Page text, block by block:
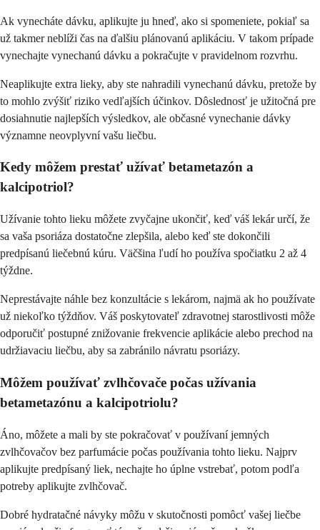
Ak vynecháte dávku, aplikujte ju hneď, ako si spomeniete, pokiaľ sa
už takmer neblíži čas na ďalšiu plánovanú aplikáciu. V takom prípade
vynechajte vynechanú dávku a pokračujte v pravidelnom rozvrhu.
Neaplikujte extra lieky, aby ste nahradili vynechanú dávku, pretože by
to mohlo zvýšiť riziko vedľajších účinkov. Dôslednosť je užitočná pre
dosiahnutie najlepších výsledkov, ale občasné vynechanie dávky
významne neovplyvní vašu liečbu.
Kedy môžem prestať užívať betametazón a
kalcipotriol?
Užívanie tohto lieku môžete zvyčajne ukončiť, keď váš lekár určí, že
sa vaša psoriáza dostatočne zlepšila, alebo keď ste dokončili
predpísanú liečebnú kúru. Väčšina ľudí ho používa spočiatku 2 až 4
týždne.
Neprestávajte náhle bez konzultácie s lekárom, najmä ak ho používate
už niekoľko týždňov. Váš poskytovateľ zdravotnej starostlivosti môže
odporučiť postupné znižovanie frekvencie aplikácie alebo prechod na
udržiavaciu liečbu, aby sa zabránilo návratu psoriázy.
Môžem používať zvlhčovače počas užívania
betametazónu a kalcipotriolu?
Áno, môžete a mali by ste pokračovať v používaní jemných
zvlhčovačov bez parfumácie počas používania tohto lieku. Najprv
aplikujte predpísaný liek, nechajte ho úplne vstrebať, potom podľa
potreby aplikujte zvlhčovač.
Dobré hydratačné návyky môžu v skutočnosti pomôcť vašej liečbe